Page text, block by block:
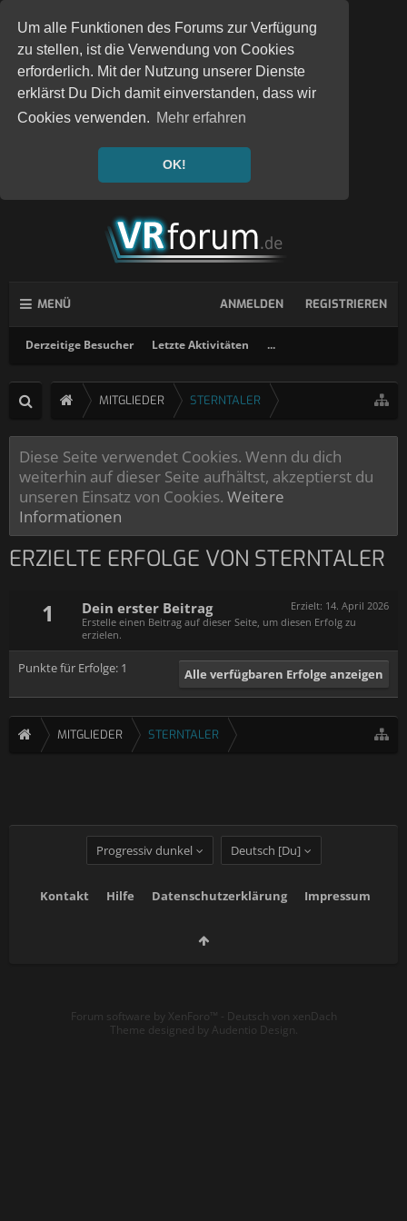
Um alle Funktionen des Forums zur Verfügung
zu stellen, ist die Verwendung von Cookies
erforderlich. Mit der Nutzung unserer Dienste
erklärst Du Dich damit einverstanden, dass wir
Cookies verwenden. Mehr erfahren
OK!
MENÜ
Derzeitige Besucher Letzte Aktivitäten ...
ANMELDEN REGISTRIEREN
MITGLIEDER STERNTALER
Diese Seite verwendet Cookies. Wenn du dich
weiterhin auf dieser Seite aufhältst, akzeptierst du
unseren Einsatz von Cookies. Weitere
Informationen
ERZIELTE ERFOLGE VON STERNTALER
1 Erzielt: 14. April 2026
Dein erster Beitrag
Erstelle einen Beitrag auf dieser Seite, um diesen Erfolg zu
erzielen.
Punkte für Erfolge: 1 Alle verfügbaren Erfolge anzeigen
MITGLIEDER STERNTALER
Progressiv dunkel Deutsch [Du]
Kontakt Hilfe Datenschutzerklärung Impressum
Forum software by XenForo™ - Deutsch von xenDach
Theme designed by Audentio Design.